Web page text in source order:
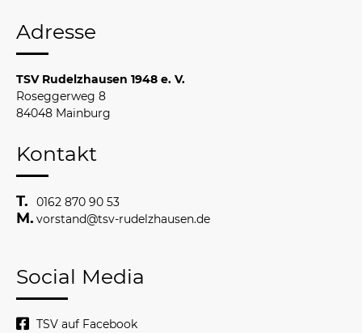
Adresse
TSV Rudelzhausen 1948 e. V.
Roseggerweg 8
84048 Mainburg
Kontakt
0162 870 90 53
vorstand@tsv-rudelzhausen.de
Social Media
TSV auf Facebook